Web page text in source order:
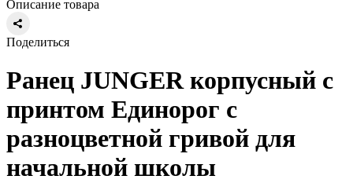
Описание товара
Поделиться
Ранец JUNGER корпусный с
принтом Единорог с
разноцветной гривой для
начальной школы